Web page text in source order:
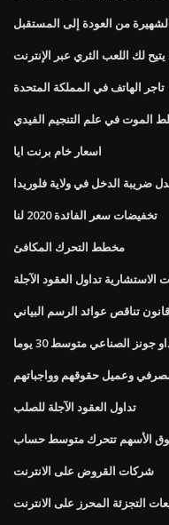
من العودة إلى المستقبل
لك اللعب الثري عبر الإنترنت
تاجر الهاتف في المملكة المتحدة
الموت في علم التنجيم الفيدي
اسعار خام برنت ايا
ضريبة الدخل في ولاية فلوريدا
تخفيضات سعر الفائدة 2020 لنا
مخطط التحرك المكافئ
الاستشارية تداول العقود الآجلة
قانون تناقص عوائد الرسم البياني
جونز الصناعي متوسط ​​30 يوما
تداول العقود الآجلة للصلب
الأسهم تتحرك متوسط ​​حساب
شركات القروض على الانترنت
التجزئة المحرز على الانترنت